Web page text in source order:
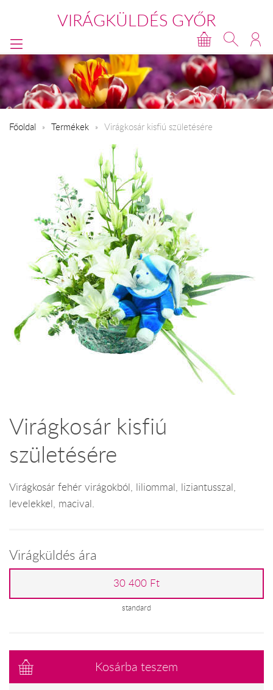
VIRÁGKÜLDÉS GYŐR
Főoldal Termékek Virágkosár kisfiú születésére
Virágkosár kisfiú
születésére
Virágkosár fehér virágokból, liliommal, liziantusszal,
levelekkel, macival.
Virágküldés ára
30 400 Ft
standard
Kosárba teszem